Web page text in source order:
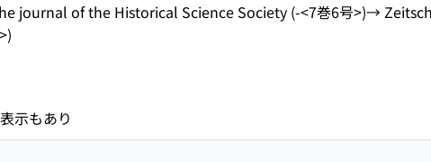
journal of the Historical Science Society (-<7巻6号>)→
示もあり